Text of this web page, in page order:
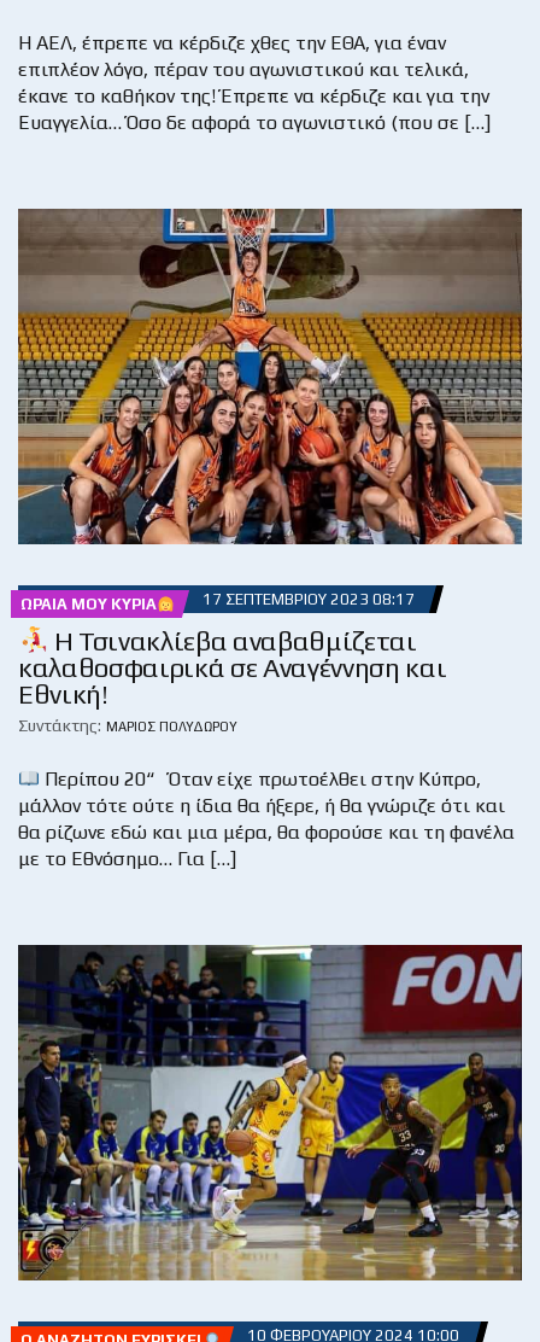
Η ΑΕΛ, έπρεπε να κέρδιζε χθες την ΕΘΑ, για έναν
επιπλέον λόγο, πέραν του αγωνιστικού και τελικά,
έκανε το καθήκον της! Έπρεπε να κέρδιζε και για την
Ευαγγελία… Όσο δε αφορά το αγωνιστικό (που σε […]
ΩΡΑΊΑ ΜΟΥ ΚΥΡΊΑ 17 ΣΕΠΤΕΜΒΡΊΟΥ 2023 08:17
Η Τσινακλίεβα αναβαθμίζεται
καλαθοσφαιρικά σε Αναγέννηση και
Εθνική!
Συντάκτης: ΜΆΡΙΟΣ ΠΟΛΥΔΏΡΟΥ
Περίπου 20“ Όταν είχε πρωτοέλθει στην Κύπρο,
μάλλον τότε ούτε η ίδια θα ήξερε, ή θα γνώριζε ότι και
θα ρίζωνε εδώ και μια μέρα, θα φορούσε και τη φανέλα
με το Εθνόσημο… Για […]
10 ΦΕΒΡΟΥΑΡΊΟΥ 2024 10:00